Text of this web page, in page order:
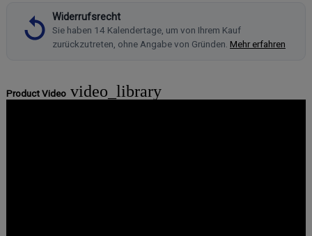
Widerrufsrecht
Sie haben 14 Kalendertage, um von Ihrem Kauf
zurückzutreten, ohne Angabe von Gründen. Mehr erfahren
Product Video video_library